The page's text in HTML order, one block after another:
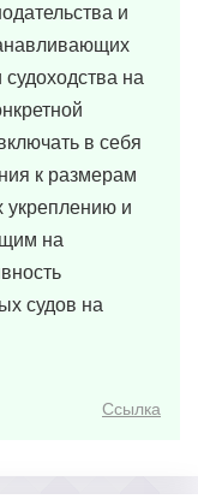
и
на
в себя
к размерам
укреплению и
на
судов на
Ссылка